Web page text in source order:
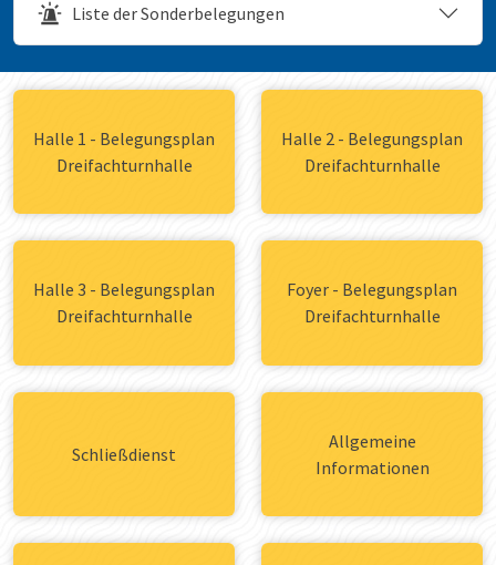
Liste der Sonderbelegungen
Halle 1 - Belegungsplan
Dreifachturnhalle
Halle 2 - Belegungsplan
Dreifachturnhalle
Halle 3 - Belegungsplan
Dreifachturnhalle
Foyer - Belegungsplan
Dreifachturnhalle
Schließdienst
Allgemeine
Informationen